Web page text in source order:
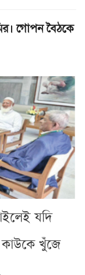
গোপন বৈঠকে
যদি
কাউকে খুঁজে